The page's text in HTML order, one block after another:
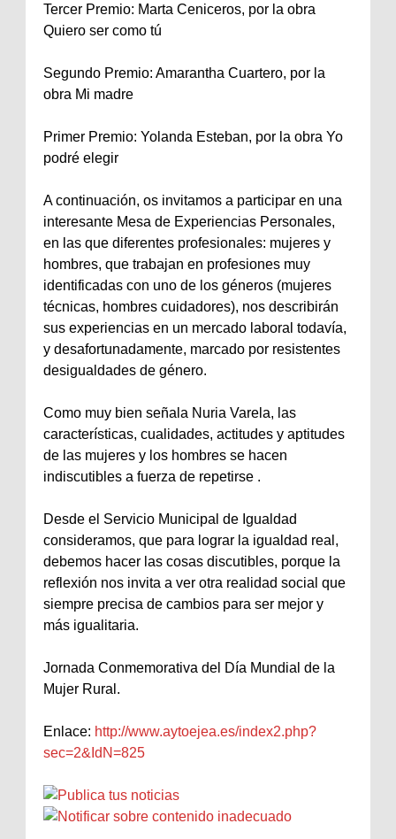
Tercer Premio: Marta Ceniceros, por la obra
Quiero ser como tú
Segundo Premio: Amarantha Cuartero, por la
obra Mi madre
Primer Premio: Yolanda Esteban, por la obra Yo
podré elegir
A continuación, os invitamos a participar en una
interesante Mesa de Experiencias Personales,
en las que diferentes profesionales: mujeres y
hombres, que trabajan en profesiones muy
identificadas con uno de los géneros (mujeres
técnicas, hombres cuidadores), nos describirán
sus experiencias en un mercado laboral todavía,
y desafortunadamente, marcado por resistentes
desigualdades de género.
Como muy bien señala Nuria Varela, las
características, cualidades, actitudes y aptitudes
de las mujeres y los hombres se hacen
indiscutibles a fuerza de repetirse .
Desde el Servicio Municipal de Igualdad
consideramos, que para lograr la igualdad real,
debemos hacer las cosas discutibles, porque la
reflexión nos invita a ver otra realidad social que
siempre precisa de cambios para ser mejor y
más igualitaria.
Jornada Conmemorativa del Día Mundial de la
Mujer Rural.
Enlace: http://www.aytoejea.es/index2.php?
sec=2&IdN=825